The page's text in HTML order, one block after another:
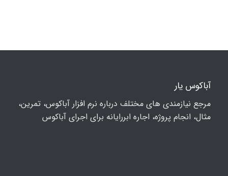
آباکوس یار
مرجع نیازمندی های مختلف درباره نرم افزار آباکوس، تمرین،
مثال، انجام پروژه، اجاره ابررایانه برای اجرای آباکوس